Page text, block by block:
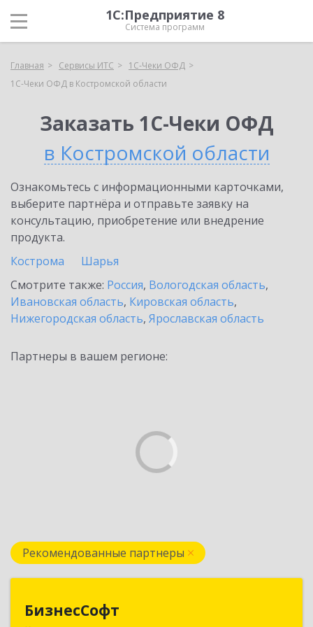
1С:Предприятие 8
Система программ
Главная Сервисы ИТС
1С-Чеки ОФД
1С-Чеки ОФД в Костромской области
Заказать 1С-Чеки ОФД
в Костромской области
Ознакомьтесь с информационными карточками,
выберите партнёра и отправьте заявку на
консультацию, приобретение или внедрение
продукта.
Кострома
Шарья
Смотрите также: Россия, Вологодская область,
Ивановская область, Кировская область,
Нижегородская область, Ярославская область
Партнеры в вашем регионе:
Рекомендованные партнеры
БизнесСофт